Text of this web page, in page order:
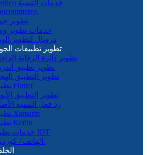
Kentico خدمات التنمية
تطوير
خدمات تطوير
دروبال لتطوير
تطوير تطبيقات
تطوير دائرة الرقابة
تطوير تطبيق
تطوير التطبيق
تطبيق Flutter
تطوير التطبيق
رد فعل التنمية
تطبيق Xamarin
تطبيق Kotlin
خدمات تطوير IOT
الهاتف / كوردوفا.